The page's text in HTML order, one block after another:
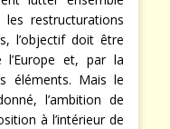
lutter ensemble
restructurations
l’objectif doit être
et, par la
éléments. Mais le
l’ambition de